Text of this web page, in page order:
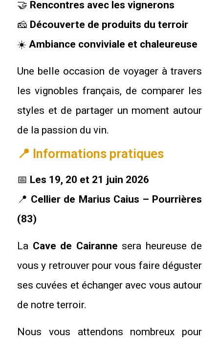
🤝 Rencontres avec les vignerons
🧀 Découverte de produits du terroir
☀️ Ambiance conviviale et chaleureuse
Une belle occasion de voyager à travers
les vignobles français, de comparer les
styles et de partager un moment autour
de la passion du vin.
📍 Informations pratiques
📅 Les 19, 20 et 21 juin 2026
📍 Cellier de Marius Caius – Pourrières
(83)
La Cave de Cairanne sera heureuse de
vous y retrouver pour vous faire déguster
ses cuvées et échanger avec vous autour
de notre terroir.
Nous vous attendons nombreux pour